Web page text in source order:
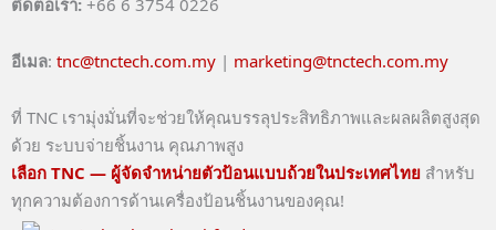
อีเมล: tnc@tnctech.com.my | marketing@tnctech.com.my
ที่ TNC เรามุ่งมั่นที่จะช่วยให้คุณบรรลุประสิทธิภาพและผลผลิตสูงสุด
ด้วย ระบบจ่ายชิ้นงาน คุณภาพสูง
เลือก TNC — ผู้จัดจำหน่ายตัวป้อนแบบถ้วยในประเทศไทย สำหรับ
ทุกความต้องการด้านเครื่องป้อนชิ้นงานของคุณ!